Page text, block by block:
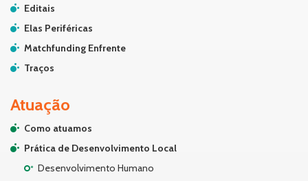
Editais
Elas Periféricas
Matchfunding Enfrente
Traços
Atuação
Como atuamos
Prática de Desenvolvimento Local
Desenvolvimento Humano